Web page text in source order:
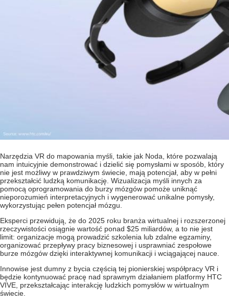
Narzędzia VR do mapowania myśli, takie jak Noda, które pozwalają
nam intuicyjnie demonstrować i dzielić się pomysłami w sposób, który
nie jest możliwy w prawdziwym świecie, mają potencjał, aby w pełni
przekształcić ludzką komunikację. Wizualizacja myśli innych za
pomocą oprogramowania do burzy mózgów pomoże uniknąć
nieporozumień interpretacyjnych i wygenerować unikalne pomysły,
wykorzystując pełen potencjał mózgu.
Eksperci przewidują, że do 2025 roku branża wirtualnej i rozszerzonej
rzeczywistości osiągnie wartość ponad $25 miliardów, a to nie jest
limit: organizacje mogą prowadzić szkolenia lub zdalne egzaminy,
organizować przepływy pracy biznesowej i usprawniać zespołowe
burze mózgów dzięki interaktywnej komunikacji i wciągającej nauce.
Innowise jest dumny z bycia częścią tej pionierskiej współpracy VR i
będzie kontynuować pracę nad sprawnym działaniem platformy HTC
VIVE, przekształcając interakcję ludzkich pomysłów w wirtualnym
świecie.